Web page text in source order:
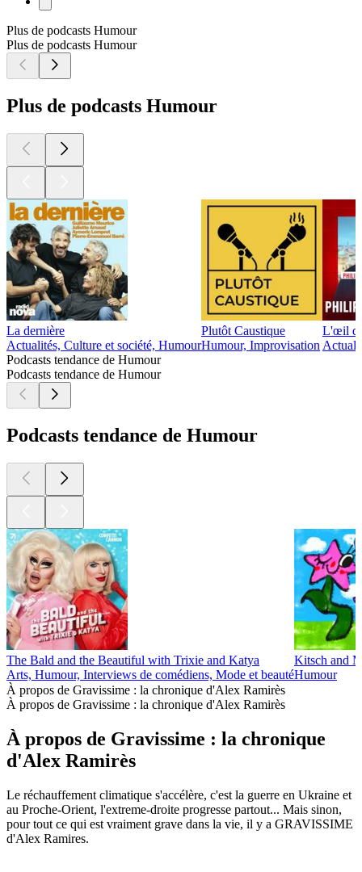
Plus de podcasts Humour
Plus de podcasts Humour
Plus de podcasts Humour
La dernière
Actualités, Culture et société, Humour
Plutôt Caustique
Humour, Improvisation
L'œil
Podcasts tendance de Humour
Podcasts tendance de Humour
Podcasts tendance de Humour
The Bald and the Beautiful with Trixie and Katya
Arts, Humour, Interviews de comédiens, Mode et beauté
Kitsch and
Humour
À propos de Gravissime : la chronique d'Alex Ramirès
À propos de Gravissime : la chronique d'Alex Ramirès
À propos de Gravissime : la chronique
d'Alex Ramirès
Le réchauffement climatique s'accélère, c'est la guerre en Ukraine et
au Proche-Orient, l'extreme-droite progresse partout... Mais sinon,
pour tout ce qui est vraiment grave dans la vie, il y a GRAVISSIME
d'Alex Ramires.